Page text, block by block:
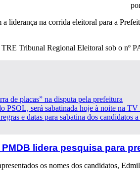
liderança na corrida eleitoral para a
Tribunal Regional Eleitoral sob o nº
de placas” na disputa pela prefeitura
PSOL, será sabatinada hoje à noite na TV
e datas para sabatina dos candidatos
lidera pesquisa para
os nomes dos candidatos,